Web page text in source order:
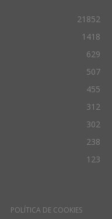
21852
1418
629
507
455
312
302
238
123
POLÍTICA DE COOKIES